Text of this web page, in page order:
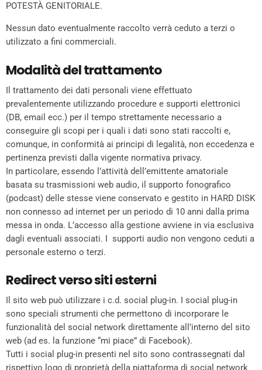
POTESTÀ GENITORIALE.
Nessun dato eventualmente raccolto verrà ceduto a terzi o
utilizzato a fini commerciali.
Modalità del trattamento
Il trattamento dei dati personali viene effettuato
prevalentemente utilizzando procedure e supporti elettronici
(DB, email ecc.) per il tempo strettamente necessario a
conseguire gli scopi per i quali i dati sono stati raccolti e,
comunque, in conformità ai principi di legalità, non eccedenza e
pertinenza previsti dalla vigente normativa privacy.
In particolare, essendo l’attività dell’emittente amatoriale
basata su trasmissioni web audio, il supporto fonografico
(podcast) delle stesse viene conservato e gestito in HARD DISK
non connesso ad internet per un periodo di 10 anni dalla prima
messa in onda. L’accesso alla gestione avviene in via esclusiva
dagli eventuali associati. I supporti audio non vengono ceduti a
personale esterno o terzi.
Redirect verso siti esterni
Il sito web può utilizzare i c.d. social plug-in. I social plug-in
sono speciali strumenti che permettono di incorporare le
funzionalità del social network direttamente all’interno del sito
web (ad es. la funzione “mi piace” di Facebook).
Tutti i social plug-in presenti nel sito sono contrassegnati dal
rispettivo logo di proprietà della piattaforma di social network